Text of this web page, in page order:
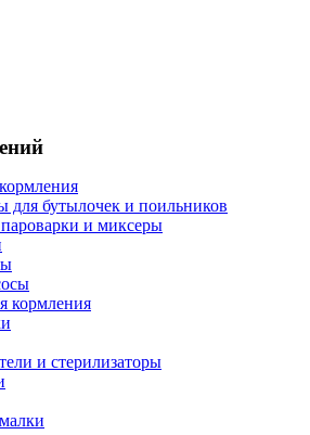
для бутылочек и поильников
и миксеры
кормления
и стерилизаторы